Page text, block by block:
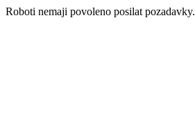
Roboti nemaji povoleno posilat pozadavky.